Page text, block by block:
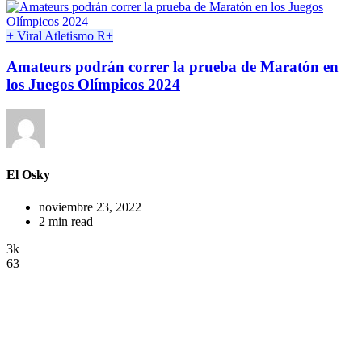
+ Viral Atletismo R+
Amateurs podrán correr la prueba de Maratón en
los Juegos Olímpicos 2024
El Osky
noviembre 23, 2022
2 min read
3k
63